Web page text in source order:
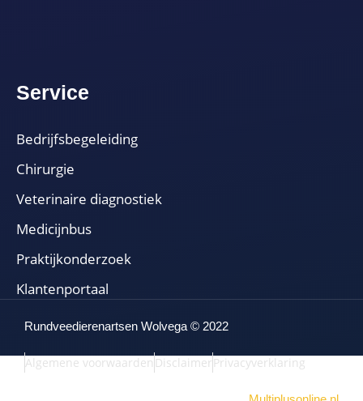
Service
Bedrijfsbegeleiding
Chirurgie
Veterinaire diagnostiek
Medicijnbus
Praktijkonderzoek
Klantenportaal
Rundveedierenartsen Wolvega © 2022
Algemene voorwaarden Disclaimer Privacyverklaring